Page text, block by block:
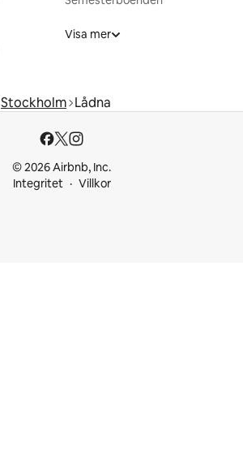
Visa mer
Stockholm Lådna
© 2026 Airbnb, Inc.
Integritet
Villkor